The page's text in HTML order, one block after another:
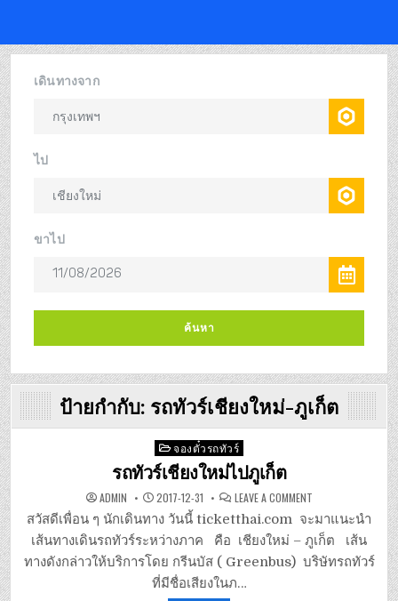
ป้ายกำกับ: รถทัวร์เชียงใหม่-ภูเก็ต
Posted
in
จองตั๋วรถทัวร์
รถทัวร์เชียงใหม่ไปภูเก็ต
ADMIN 2017-12-31 LEAVE A COMMENTON
ทัวร์
เชียงใหม่
ไป
ภูเก็ต
สวัสดีเพื่อน ๆ นักเดินทาง วันนี้ ticketthai.com จะมาแนะนำ
เส้นทางเดินรถทัวร์ระหว่างภาค คือ เชียงใหม่ – ภูเก็ต เส้น
ทางดังกล่าวให้บริการโดย กรีนบัส ( Greenbus) บริษัทรถทัวร์
ที่มีชื่อเสียงในภ…